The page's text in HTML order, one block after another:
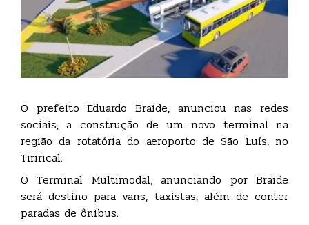
O prefeito Eduardo Braide, anunciou nas redes
sociais, a construção de um novo terminal na
região da rotatória do aeroporto de São Luís, no
Tirirical.
O Terminal Multimodal, anunciando por Braide
será destino para vans, taxistas, além de conter
paradas de ônibus.